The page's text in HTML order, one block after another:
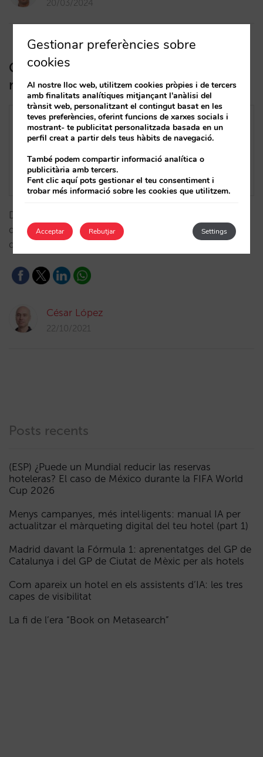
20/03/2024
Crea els teus extres i associa’ls a un
règim, o a tots
D’ara endavant, a l’hora d’oferir un extra, tens l’opció
de fer-ho només quan el client hagi seleccionat
determinats règims.…
César López
22/10/2021
Posts recents
(ESP) ¿Puede un Mundial reducir las reservas
hoteleras? El caso de México durante la FIFA World
Cup 2026
Menys campanyes, més intel·ligents: manual IA per
actualitzar el màrqueting digital del teu hotel (part 1)
Madrid davant la Fórmula 1: aprenentatges del GP de
Catalunya i del GP de Ciutat de Mèxic per als hotels
Com apareix un hotel en els assistents d’IA: les tres
capes de visibilitat
La fi de l’era “Book on Metasearch”
Gestionar preferències sobre
cookies
Al nostre lloc web, utilitzem cookies pròpies i de tercers
amb finalitats analítiques mitjançant l'anàlisi del
trànsit web, personalitzant el contingut basat en les
teves preferències, oferint funcions de xarxes socials i
mostrant- te publicitat personalitzada basada en un
perfil creat a partir dels teus hàbits de navegació.
També podem compartir informació analítica o
publicitària amb tercers.
Fent clic aquí pots gestionar el teu consentiment i
trobar més informació sobre les cookies que utilitzem.
Acceptar Settings
Rebutjar